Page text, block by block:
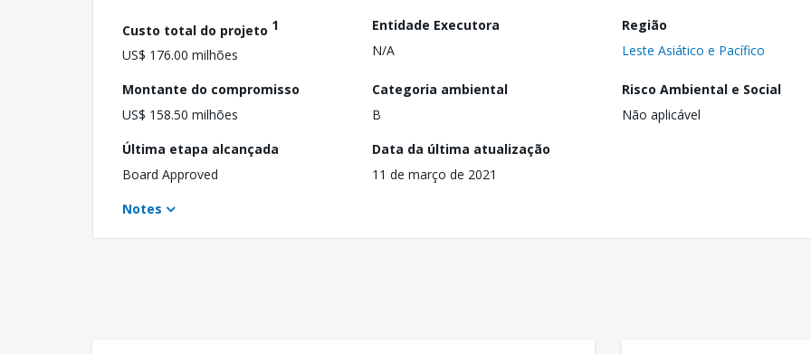
Custo total do projeto 1
US$ 176.00 milhões
Entidade Executora
N/A
Região
Leste Asiático e Pacífico
Montante do compromisso
US$ 158.50 milhões
Categoria ambiental
B
Risco Ambiental e Social
Não aplicável
Última etapa alcançada
Board Approved
Data da última atualização
11 de março de 2021
Notes